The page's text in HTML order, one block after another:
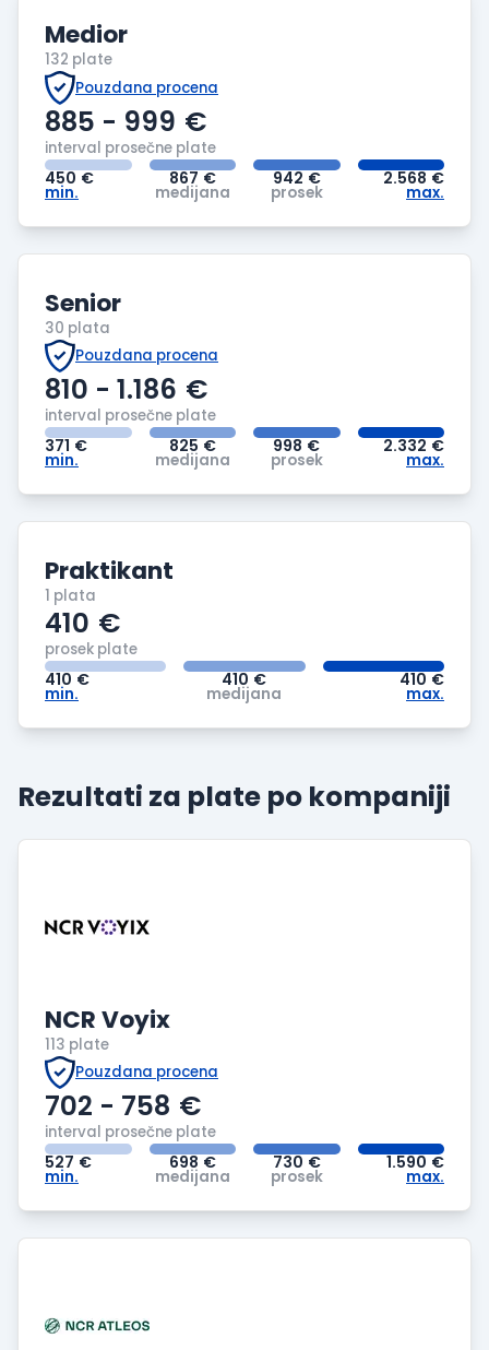
Medior
132 plate
Pouzdana procena
885 - 999 €
interval prosečne plate
450 €
min.
867 €
medijana
942 €
prosek
2.568 €
max.
Senior
30 plata
Pouzdana procena
810 - 1.186 €
interval prosečne plate
371 €
min.
825 €
medijana
998 €
prosek
2.332 €
max.
Praktikant
1 plata
410 €
prosek plate
410 €
min.
410 €
medijana
410 €
max.
Rezultati za plate po kompaniji
NCR Voyix
113 plate
Pouzdana procena
702 - 758 €
interval prosečne plate
527 €
min.
698 €
medijana
730 €
prosek
1.590 €
max.